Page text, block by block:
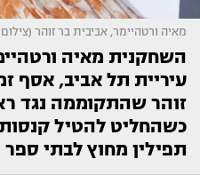
מאיה ורטהיימר, אביבית בר זוהר
השחקנית מאיה
עיריית תל אביב, אסף
זוהר שהתקוממה נגד
כשהחליט להטיל קנסות
תפילין מחוץ לבתי ספר